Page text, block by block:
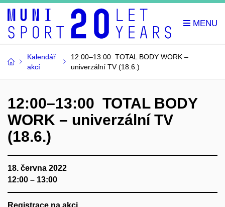
Kalendář
akcí
12:00–13:00 TOTAL BODY WORK –
univerzální TV (18.6.)
12:00–13:00 TOTAL BODY
WORK – univerzální TV
(18.6.)
18. června 2022
12:00 – 13:00
Registrace na akci